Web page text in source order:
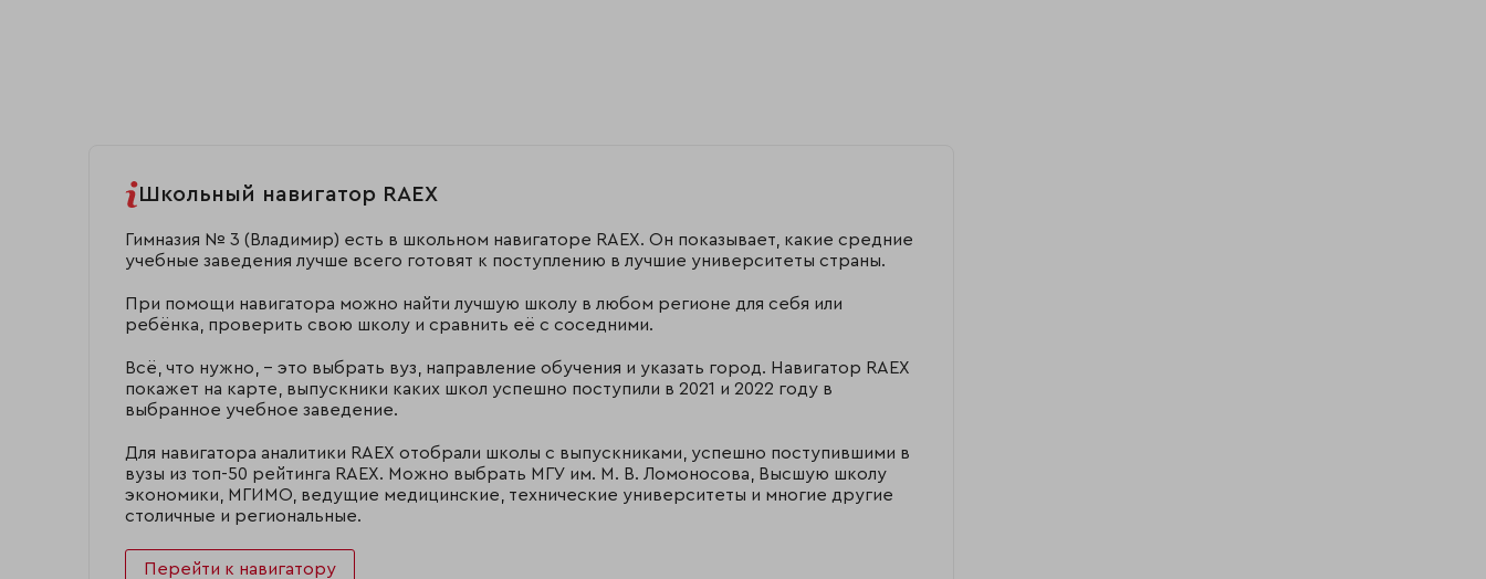
Школьный навигатор RAEX
Гимназия № 3 (Владимир) есть в школьном навигаторе RAEX. Он показывает, какие средние
учебные заведения лучше всего готовят к поступлению в лучшие университеты страны.
При помощи навигатора можно найти лучшую школу в любом регионе для себя или
ребёнка, проверить свою школу и сравнить её с соседними.
Всё, что нужно, – это выбрать вуз, направление обучения и указать город. Навигатор RAEX
покажет на карте, выпускники каких школ успешно поступили в 2021 и 2022 году в
выбранное учебное заведение.
Для навигатора аналитики RAEX отобрали школы с выпускниками, успешно поступившими в
вузы из топ-50 рейтинга RAEX. Можно выбрать МГУ им. М. В. Ломоносова, Высшую школу
экономики, МГИМО, ведущие медицинские, технические университеты и многие другие
столичные и региональные.
Перейти к навигатору